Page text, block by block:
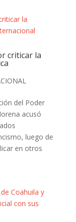
criticar la
del Poder
acusó
luego de
en otros